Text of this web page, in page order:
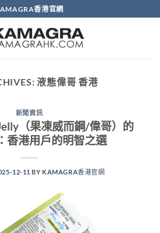
香港官網
液態偉哥 香港
新聞資訊
（果凍威而鋼/偉哥）的
香港用戶的明智之選
12-11 BYKAMAGRA香港官網